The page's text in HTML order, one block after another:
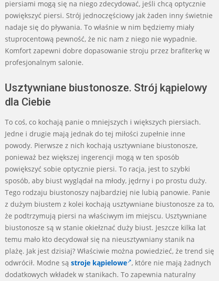
piersiami mogą się na niego zdecydować, jeśli chcą optycznie
powiększyć piersi. Strój jednoczęściowy jak żaden inny świetnie
nadaje się do pływania. To właśnie w nim będziemy miały
stuprocentową pewność, że nic nam z niego nie wypadnie.
Komfort zapewni dobre dopasowanie stroju przez brafiterkę w
profesjonalnym salonie.
Usztywniane biustonosze. Strój kąpielowy
dla Ciebie
To coś, co kochają panie o mniejszych i większych piersiach.
Jedne i drugie mają jednak do tej miłości zupełnie inne
powody. Pierwsze z nich kochają usztywniane biustonosze,
ponieważ bez większej ingerencji mogą w ten sposób
powiększyć sobie optycznie piersi. To racja, jest to szybki
sposób, aby biust wyglądał na młody, jędrny i po prostu duży.
Tego rodzaju biustonoszy najbardziej nie lubią panowie. Panie
z dużym biustem z kolei kochają usztywniane biustonosze za to,
że podtrzymują piersi na właściwym im miejscu. Usztywniane
biustonosze są w stanie okiełznać duży biust. Jeszcze kilka lat
temu mało kto decydował się na nieusztywniany stanik na
plażę. Jak jest dzisiaj? Właściwie można powiedzieć, że trend się
odwrócił. Modne są stroje kąpielowe , które nie mają żadnych
dodatkowych wkładek w stanikach. To zapewnia naturalny